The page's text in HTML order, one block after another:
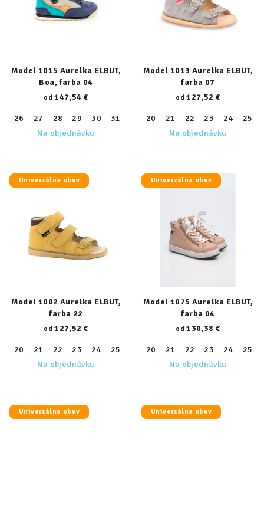
dModel 1015 Aurelka ELBUT,
Boa, farba 04
od 147,54 €
26 27 28 29 30 31 33 34 35 36 37
38
Na objednávku
Model 1013 Aurelka ELBUT,
farba 07
od 127,52 €
20 21 22 23 24 25
Na objednávku
Univerzálna obuv
Model 1002 Aurelka ELBUT,
farba 22
od 127,52 €
20 21 22 23 24 25 27 28 29 30 31
32
Na objednávku
Univerzálna obuv
Model 1075 Aurelka ELBUT,
farba 04
od 130,38 €
20 21 22 23 24 25
Na objednávku
Univerzálna obuv Univerzálna obuv